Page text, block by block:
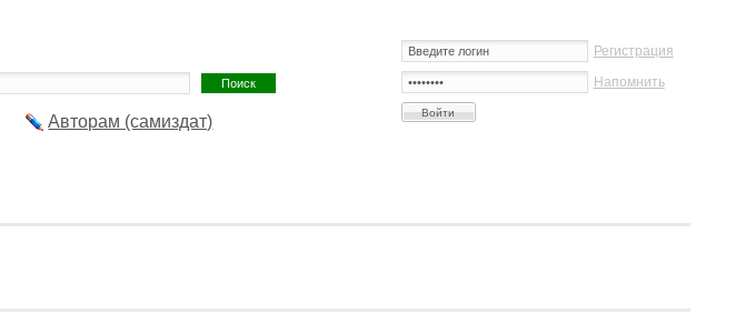
Регистрация
Напомнить
Авторам (самиздат)